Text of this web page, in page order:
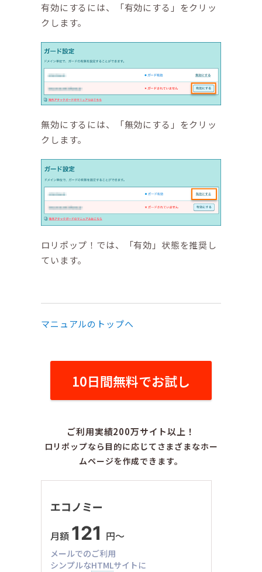
有効にするには、「有効にする」をクリッ
クします。
無効にするには、「無効にする」をクリッ
クします。
ロリポップ！では、「有効」状態を推奨し
ています。
マニュアルのトップへ
10日間無料でお試し
ご利用実績200万サイト以上！
ロリポップなら目的に応じてさまざまなホー
ムページを作成できます。
エコノミー
月額 121 円〜
メールでのご利用
シンプルなHTMLサイトに